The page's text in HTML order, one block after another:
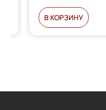
В КОРЗИНУ